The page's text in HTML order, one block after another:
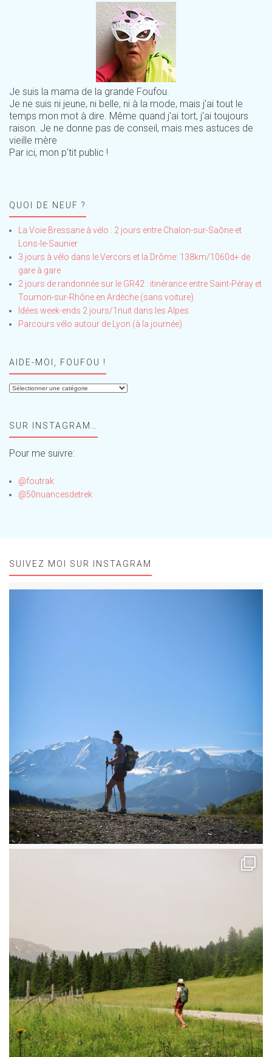
Je suis la mama de la grande Foufou.
Je ne suis ni jeune, ni belle, ni à la mode, mais j'ai tout le
temps mon mot à dire. Même quand j'ai tort, j'ai toujours
raison. Je ne donne pas de conseil, mais mes astuces de
vieille mère
Par ici, mon p'tit public !
QUOI DE NEUF ?
La Voie Bressane à vélo : 2 jours entre Chalon-sur-Saône et
Lons-le-Saunier
3 jours à vélo dans le Vercors et la Drôme: 138km/1060d+ de
gare à gare
2 jours de randonnée sur le GR42 : itinérance entre Saint-Péray et
Tournon-sur-Rhône en Ardèche (sans voiture)
Idées week-ends 2 jours/1nuit dans les Alpes
Parcours vélo autour de Lyon (à la journée)
AIDE-MOI, FOUFOU !
Aide-
!SUR INSTAGRAM…
Pour me suivre:
@foutrak
@50nuancesdetrek
SUIVEZ MOI SUR INSTAGRAM